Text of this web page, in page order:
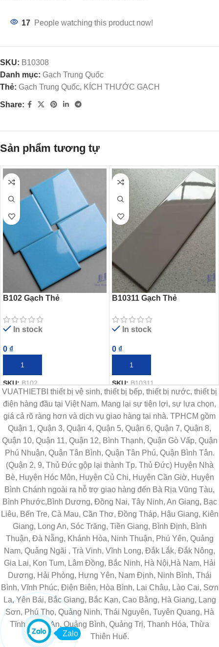
17 People watching this product now!
SKU: B10308
Danh mục: Gạch Trung Quốc
Thẻ: Gạch Trung Quốc, KÍCH THƯỚC GẠCH
Share:
Sản phẩm tương tự
B102 Gạch Thẻ
In stock
0 ₫
THÊM VÀO GIỎ HÀNG
SKU:B102
B10311 Gạch Thẻ
In stock
0 ₫
THÊM VÀO GIỎ HÀNG
SKU:B10311
VUATHIETBI thiết bị vệ sinh, thiết bị bếp, thiết bị nước, thiết bị
điện hàng đầu tại Việt Nam. Mang lại sự tiện lợi, sự lựa chọn,
giá cả rõ ràng hơn và dịch vụ giao hàng tại nhà. TPHCM gồm
Quận 1, Quận 3, Quận 4, Quận 5, Quận 6, Quận 7, Quận 8,
Quận 10, Quận 11, Quận 12, Bình Thạnh, Quận Gò Vấp, Quận
Phú Nhuận, Quận Tân Bình, Quận Tân Phú, Quận Bình Tân.
(Quận 2, 9, Thủ Đức gộp lại thành Tp. Thủ Đức) Huyện Nhà
Bè, Huyện Hóc Môn, Huyện Củ Chi, Huyện Cần Giờ, Huyện
Bình Chánh ngoài ra hỗ trợ giao hàng đến Bà Rịa Vũng Tàu,
Bình Phước,Bình Dương, Đồng Nai, Tây Ninh, An Giang, Bạc
Liêu, Bến Tre, Cà Mau, Cần Thơ, Đồng Tháp, Hậu Giang, Kiên
Giang, Long An, Sóc Trăng, Tiền Giang, Bình Định, Bình
Thuận, Đà Nẵng, Khánh Hòa, Ninh Thuận, Phú Yên, Quảng
Nam, Quảng Ngãi , Trà Vinh, Vĩnh Long, Đắk Lắk, Đắk Nông,
Gia Lai, Kon Tum, Lâm Đồng, Bắc Ninh, Hà Nội,Hà Nam, Hải
Dương, Hải Phòng, Hưng Yên, Nam Định, Ninh Bình, Thái
Bình, Vĩnh Phúc, Điện Biên, Hòa Bình, Lai Châu, Lào Cai, Sơn
La, Yên Bái, Bắc Giang, Bắc Kạn, Cao Bằng, Hà Giang, Lạng
Sơn, Phú Thọ, Quảng Ninh, Thái Nguyên, Tuyên Quang, Hà
Tĩnh, Nghệ An, Quảng Bình, Quảng Trị, Thanh Hóa, Thừa
Thiên Huế.
Zalo